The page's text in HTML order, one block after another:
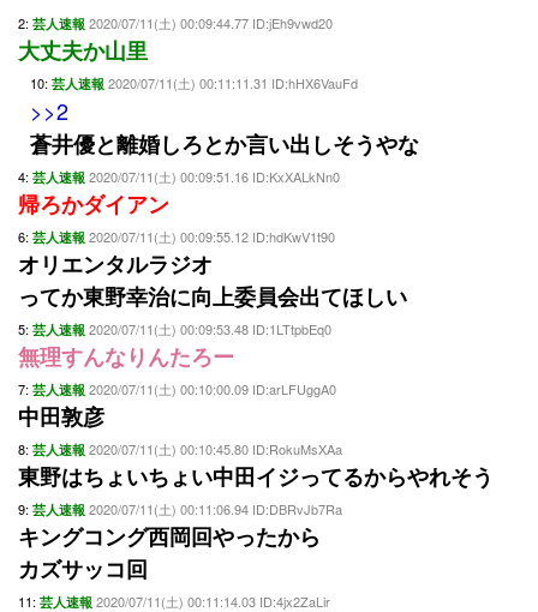
2: 芸人速報 2020/07/11(土) 00:09:44.77 ID:jEh9vwd20
大丈夫か山里
10: 芸人速報 2020/07/11(土) 00:11:11.31 ID:hHX6VauFd
>>2
蒼井優と離婚しろとか言い出しそうやな
4: 芸人速報 2020/07/11(土) 00:09:51.16 ID:KxXALkNn0
帰ろかダイアン
6: 芸人速報 2020/07/11(土) 00:09:55.12 ID:hdKwV1t90
オリエンタルラジオ
ってか東野幸治に向上委員会出てほしい
5: 芸人速報 2020/07/11(土) 00:09:53.48 ID:1LTtpbEq0
無理すんなりんたろー
7: 芸人速報 2020/07/11(土) 00:10:00.09 ID:arLFUggA0
中田敦彦
8: 芸人速報 2020/07/11(土) 00:10:45.80 ID:RokuMsXAa
東野はちょいちょい中田イジってるからやれそう
9: 芸人速報 2020/07/11(土) 00:11:06.94 ID:DBRvJb7Ra
キングコング西岡回やったから
カズサッコ回
11: 芸人速報 2020/07/11(土) 00:11:14.03 ID:4jx2ZaLir